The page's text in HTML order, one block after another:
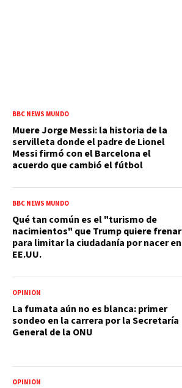
BBC NEWS MUNDO
Muere Jorge Messi: la historia de la
servilleta donde el padre de Lionel
Messi firmó con el Barcelona el
acuerdo que cambió el fútbol
BBC NEWS MUNDO
Qué tan común es el "turismo de
nacimientos" que Trump quiere frenar
para limitar la ciudadanía por nacer en
EE.UU.
OPINIÓN
La fumata aún no es blanca: primer
sondeo en la carrera por la Secretaría
General de la ONU
OPINIÓN